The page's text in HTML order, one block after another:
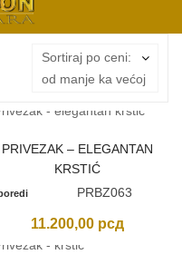
Sortiraj po ceni:
od manje ka većoj
PRIVEZAK – ELEGANTAN
KRSTIĆ
PRBZ063
11.200,00 рсд